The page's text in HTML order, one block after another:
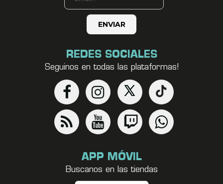
REDES SOCIALES
Seguinos en todas las plataformas!
APP MÓVIL
Buscanos en las tiendas